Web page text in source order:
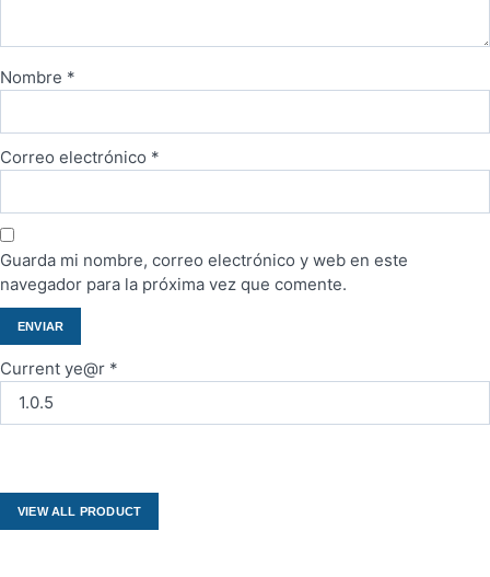
Nombre *
Correo electrónico *
Guarda mi nombre, correo electrónico y web en este
navegador para la próxima vez que comente.
Current ye@r *
VIEW ALL PRODUCT